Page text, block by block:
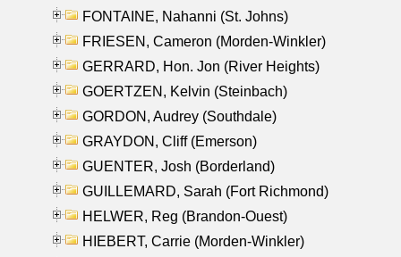
FONTAINE, Nahanni (St. Johns)
FRIESEN, Cameron (Morden-Winkler)
GERRARD, Hon. Jon (River Heights)
GOERTZEN, Kelvin (Steinbach)
GORDON, Audrey (Southdale)
GRAYDON, Cliff (Emerson)
GUENTER, Josh (Borderland)
GUILLEMARD, Sarah (Fort Richmond)
HELWER, Reg (Brandon-Ouest)
HIEBERT, Carrie (Morden-Winkler)